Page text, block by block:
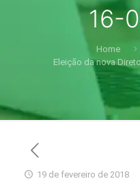
16-
Home
Eleição da nova
19 de fevereiro de 2018